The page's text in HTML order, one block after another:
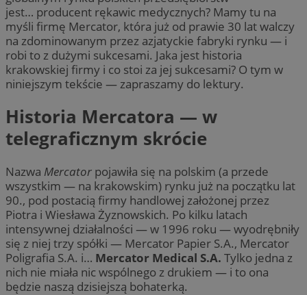
jest… producent rękawic medycznych? Mamy tu na
myśli firmę Mercator, która już od prawie 30 lat walczy
na zdominowanym przez azjatyckie fabryki rynku — i
robi to z dużymi sukcesami. Jaka jest historia
krakowskiej firmy i co stoi za jej sukcesami? O tym w
niniejszym tekście — zapraszamy do lektury.
Historia Mercatora — w
telegraficznym skrócie
Nazwa Mercator pojawiła się na polskim (a przede
wszystkim — na krakowskim) rynku już na początku lat
90., pod postacią firmy handlowej założonej przez
Piotra i Wiesława Żyznowskich. Po kilku latach
intensywnej działalności — w 1996 roku — wyodrębniły
się z niej trzy spółki — Mercator Papier S.A., Mercator
Poligrafia S.A. i… Mercator Medical S.A. Tylko jedna z
nich nie miała nic wspólnego z drukiem — i to ona
będzie naszą dzisiejszą bohaterką.